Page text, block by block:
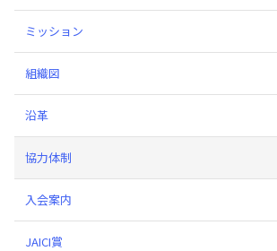
ミッション
組織図
沿革
協力体制
入会案内
JAICI賞